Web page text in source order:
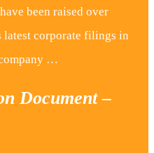
been raised over
latest corporate filings in
…
Document –